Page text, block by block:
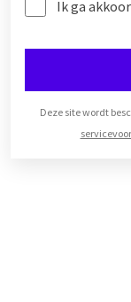
Ik ga
Deze site wordt